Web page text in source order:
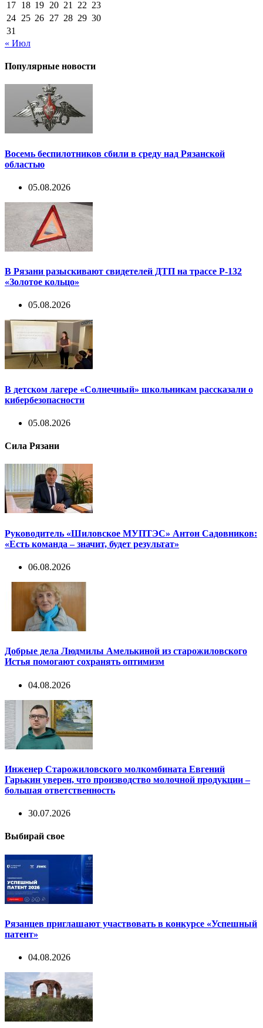
17 18 19 20 21 22 23
24 25 26 27 28 29 30
31
« Июл
Популярные новости
Восемь беспилотников сбили в среду над Рязанской
областью
05.08.2026
В Рязани разыскивают свидетелей ДТП на трассе Р-132
«Золотое кольцо»
05.08.2026
В детском лагере «Солнечный» школьникам рассказали о
кибербезопасности
05.08.2026
Сила Рязани
Руководитель «Шиловское МУПТЭС» Антон Садовников:
«Есть команда – значит, будет результат»
06.08.2026
Добрые дела Людмилы Амелькиной из старожиловского
Истья помогают сохранять оптимизм
04.08.2026
Инженер Старожиловского молкомбината Евгений
Гарькин уверен, что производство молочной продукции –
большая ответственность
30.07.2026
Выбирай свое
Рязанцев приглашают участвовать в конкурсе «Успешный
патент»
04.08.2026